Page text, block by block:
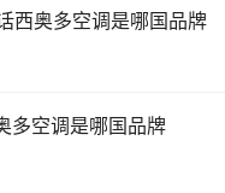
西奥多空调是哪国品牌
多空调是哪国品牌